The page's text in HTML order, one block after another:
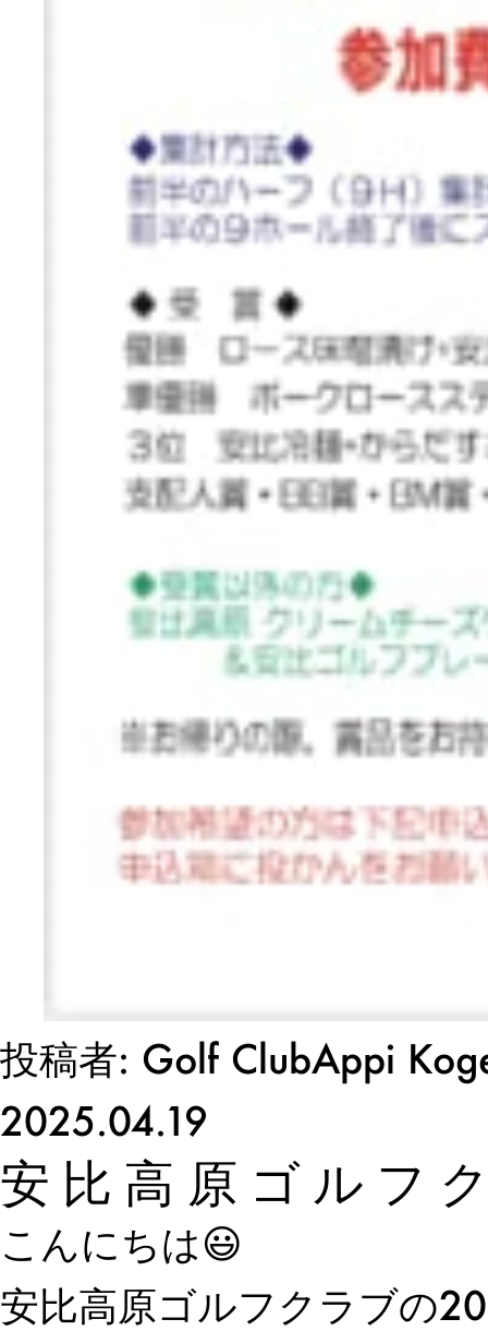
投稿者: Golf ClubAppi
2025.04.19
安比高原ゴルフ
こんにちは😃
安比高原ゴルフクラブの